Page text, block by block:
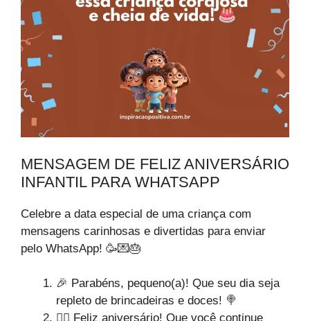
MENSAGEM DE FELIZ ANIVERSÁRIO
INFANTIL PARA WHATSAPP
Celebre a data especial de uma criança com
mensagens carinhosas e divertidas para enviar
pelo WhatsApp! 🥳💌🎂
🎉 Parabéns, pequeno(a)! Que seu dia seja
repleto de brincadeiras e doces! 🍭
🐱‍🏍 Feliz aniversário! Que você continue